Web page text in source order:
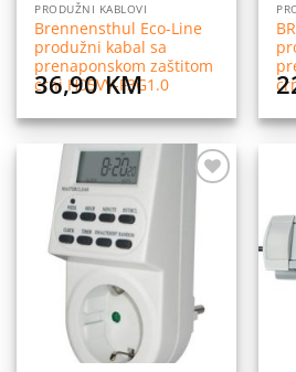
PRODUŽNI KABLOVI
Brennensthul Eco-Line
produžni kabal sa
prenaponskom zaštitom
crni H05VV-F3G1.0
36,90KM
Dodaj